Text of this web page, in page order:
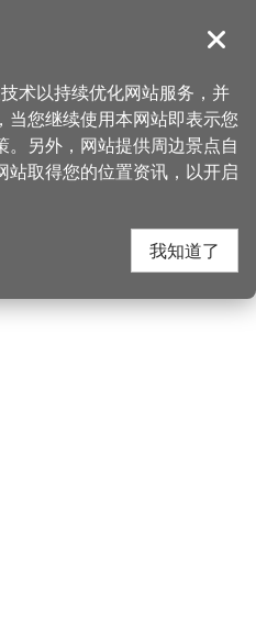
導覽
汽车旅馆
馆 周边店
关闭
术以持续优化网站服务，并
当您继续使用本网站即表示您
另外，网站提供周边景点自
站取得您的位置资讯，以开启
我知道了